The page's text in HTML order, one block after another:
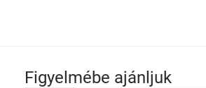
Figyelmébe ajánljuk